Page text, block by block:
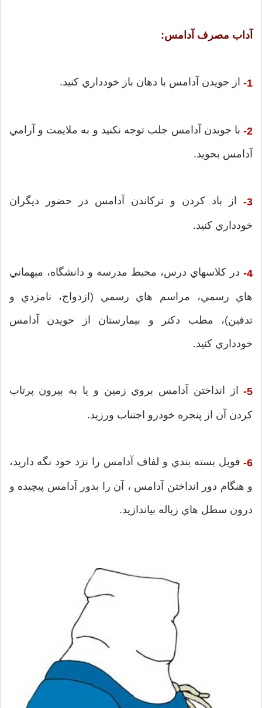
آداب مصرف آدامس:
1- از جويدن آدامس با دهان باز خودداري كنيد.
2- با جويدن آدامس جلب توجه نكنيد و به ملايمت و آرامي
آدامس بحويد.
3- از باد كردن و تركاندن آدامس در حضور ديگران
خودداري كنيد.
4- در كلاسهاي درس، محيط مدرسه و دانشگاه، ميهماني
هاي رسمي، مراسم هاي رسمي (ازدواج، نامزدي و
تدفين)، مطب دكتر و بيمارستان از جويدن آدامس
خودداري كنيد.
5- از انداختن آدامس بروي زمين و يا به بيرون پرتاب
كردن آن از پنجره خودرو اجتناب ورزيد.
6- فويل بسته بندي و لفاف آدامس را نزد خود نگه داريد،
و هنگام دور انداختن آدامس ، آن را بدور آدامس پيچيده و
درون سطل هاي زباله بياندازيد.